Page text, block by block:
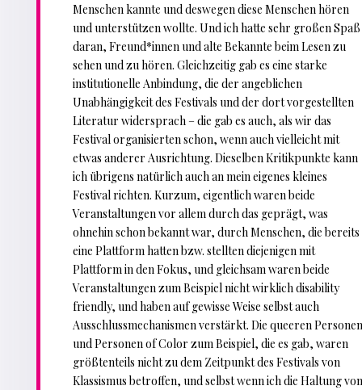
Menschen kannte und deswegen diese Menschen hören
und unterstützen wollte. Und ich hatte sehr großen Spaß
daran, Freund*innen und alte Bekannte beim Lesen zu
sehen und zu hören. Gleichzeitig gab es eine starke
institutionelle Anbindung, die der angeblichen
Unabhängigkeit des Festivals und der dort vorgestellten
Literatur widersprach – die gab es auch, als wir das
Festival organisierten schon, wenn auch vielleicht mit
etwas anderer Ausrichtung. Dieselben Kritikpunkte kann
ich übrigens natürlich auch an mein eigenes kleines
Festival richten. Kurzum, eigentlich waren beide
Veranstaltungen vor allem durch das geprägt, was
ohnehin schon bekannt war, durch Menschen, die bereits
eine Plattform hatten bzw. stellten diejenigen mit
Plattform in den Fokus, und gleichsam waren beide
Veranstaltungen zum Beispiel nicht wirklich disability
friendly, und haben auf gewisse Weise selbst auch
Ausschlussmechanismen verstärkt. Die queeren
und Personen of Color zum Beispiel, die es gab, waren
größtenteils nicht zu dem Zeitpunkt des Festivals von
Klassismus betroffen, und selbst wenn ich die Haltung